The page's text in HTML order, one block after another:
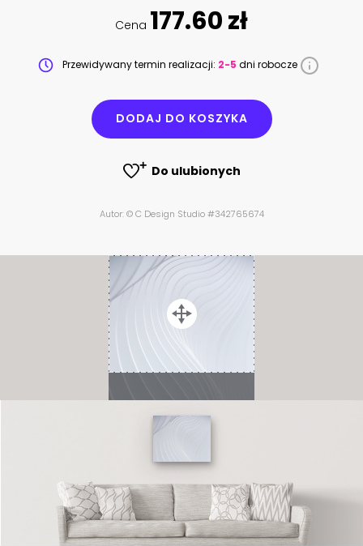
Cena 177.60 zł
Przewidywany termin realizacji: 2-5 dni robocze
DODAJ DO KOSZYKA
Do ulubionych
Autor: © C Design Studio #342765674